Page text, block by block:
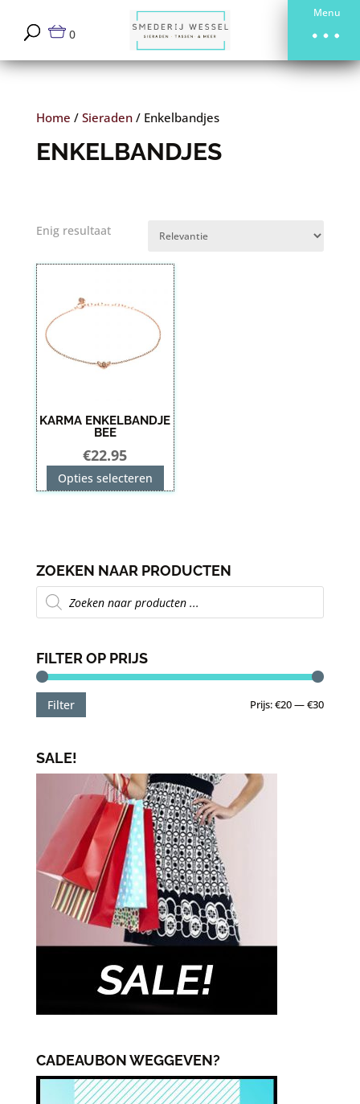
Menu
0
Home / Sieraden/ Enkelbandjes
ENKELBANDJES
Enig resultaat
KARMA ENKELBANDJE
BEE
€22.95
Opties selecteren
Dit
product
Deze
optie
kan
op
ZOEKEN NAAR PRODUCTEN
Producten
zoeken
FILTER OP PRIJS
Min.
Max.
Filter Prijs:€20—€30
SALE!
CADEAUBON WEGGEVEN?